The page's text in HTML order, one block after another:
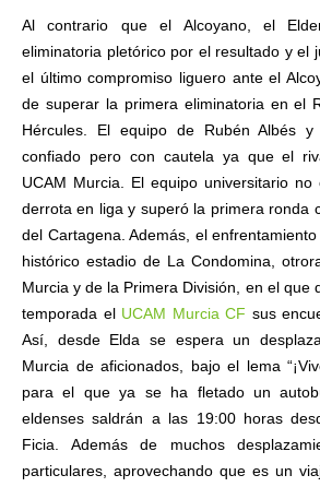
Al contrario que el Alcoyano, el
eliminatoria pletórico por el resultado y el
el último compromiso liguero ante el
de superar la primera eliminatoria en el
Hércules. El equipo de Rubén Albés
confiado pero con cautela ya que el
UCAM Murcia. El equipo universitario no
derrota en liga y superó la primera ronda
del Cartagena. Además, el
histórico estadio de La Condomina,
Murcia y de la Primera División, en el que
temporada el UCAM Murcia CF sus
Así, desde Elda se espera un
Murcia de aficionados, bajo el lema
para el que ya se ha fletado un
eldenses saldrán a las 19:00 horas
Ficia. Además de muchos
particulares, aprovechando que es un